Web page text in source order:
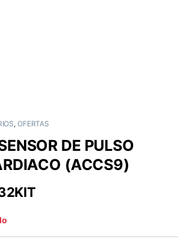
, OFERTAS
DE PULSO
(ACCS9)